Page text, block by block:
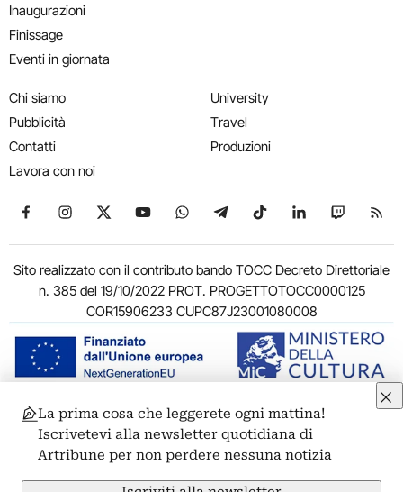
Inaugurazioni
Finissage
Eventi in giornata
Chi siamo
Pubblicità
Contatti
Lavora con noi
University
Travel
Produzioni
Seguici su Facebook
Seguici su Instagram
Seguici su X
Seguici su YouTube
Seguici su WhatsApp
Seguici su Telegram
Seguici su TikTok
Seguici su
Seguici
Sito realizzato con il contributo bando TOCC Decreto Direttoriale
n. 385 del 19/10/2022 PROT. PROGETTOTOCC0000125
COR15906233 CUPC87J23001080008
© 2011-2026 ARTRIBUNE srl – Corso Vittorio Emanuele II, 287 –
00186 Roma - P.I. 11381581005
Privacy: Responsabile della protezione dei dati personali
ARTRIBUNE srl – Corso Vittorio Emanuele II, 287 – 00186 Roma
La prima cosa che leggerete ogni mattina!
Iscrivetevi alla newsletter quotidiana di
Artribune per non perdere nessuna notizia